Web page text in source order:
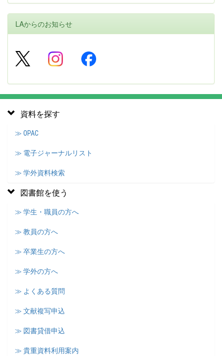
LAからのお知らせ
資料を探す
≫ OPAC
≫ 電子ジャーナルリスト
≫ 学外資料検索
図書館を使う
≫ 学生・職員の方へ
≫ 教員の方へ
≫ 卒業生の方へ
≫ 学外の方へ
≫ よくある質問
≫ 文献複写申込
≫ 図書貸借申込
≫ 貴重資料利用案内